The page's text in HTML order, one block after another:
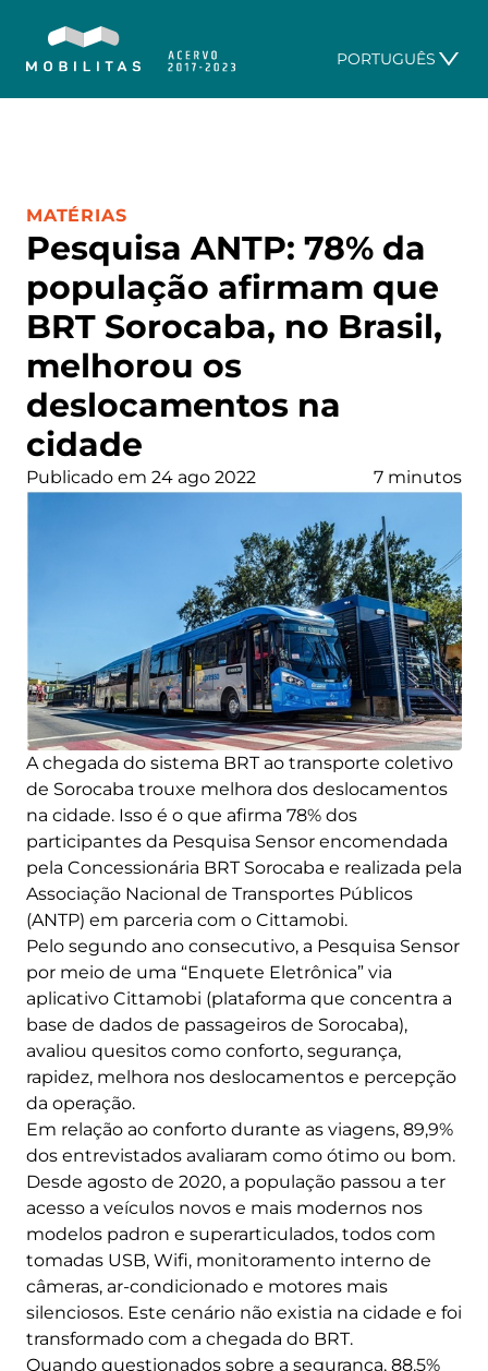
PORTUGUÊS
Pesquisa ANTP: 78% da
população afirmam que
BRT Sorocaba, no Brasil,
melhorou os
deslocamentos na
cidade
CATEGORIA:
MATÉRIAS
Publicado em 24 ago 2022 7 minutos
A chegada do sistema BRT ao transporte coletivo
de Sorocaba trouxe melhora dos deslocamentos
na cidade. Isso é o que afirma 78% dos
participantes da Pesquisa Sensor encomendada
pela Concessionária BRT Sorocaba e realizada pela
Associação Nacional de Transportes Públicos
(ANTP) em parceria com o Cittamobi.
Pelo segundo ano consecutivo, a Pesquisa Sensor
por meio de uma “Enquete Eletrônica” via
aplicativo Cittamobi (plataforma que concentra a
base de dados de passageiros de Sorocaba),
avaliou quesitos como conforto, segurança,
rapidez, melhora nos deslocamentos e percepção
da operação.
Em relação ao conforto durante as viagens, 89,9%
dos entrevistados avaliaram como ótimo ou bom.
Desde agosto de 2020, a população passou a ter
acesso a veículos novos e mais modernos nos
modelos padron e superarticulados, todos com
tomadas USB, Wifi, monitoramento interno de
câmeras, ar-condicionado e motores mais
silenciosos. Este cenário não existia na cidade e foi
transformado com a chegada do BRT.
Quando questionados sobre a segurança, 88,5%